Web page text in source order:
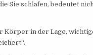
Sie schlafen, bedeutet
Körper in der Lage,